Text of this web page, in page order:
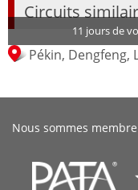
Circuits
11 jours de
Pékin, Dengfeng,
Nous sommes